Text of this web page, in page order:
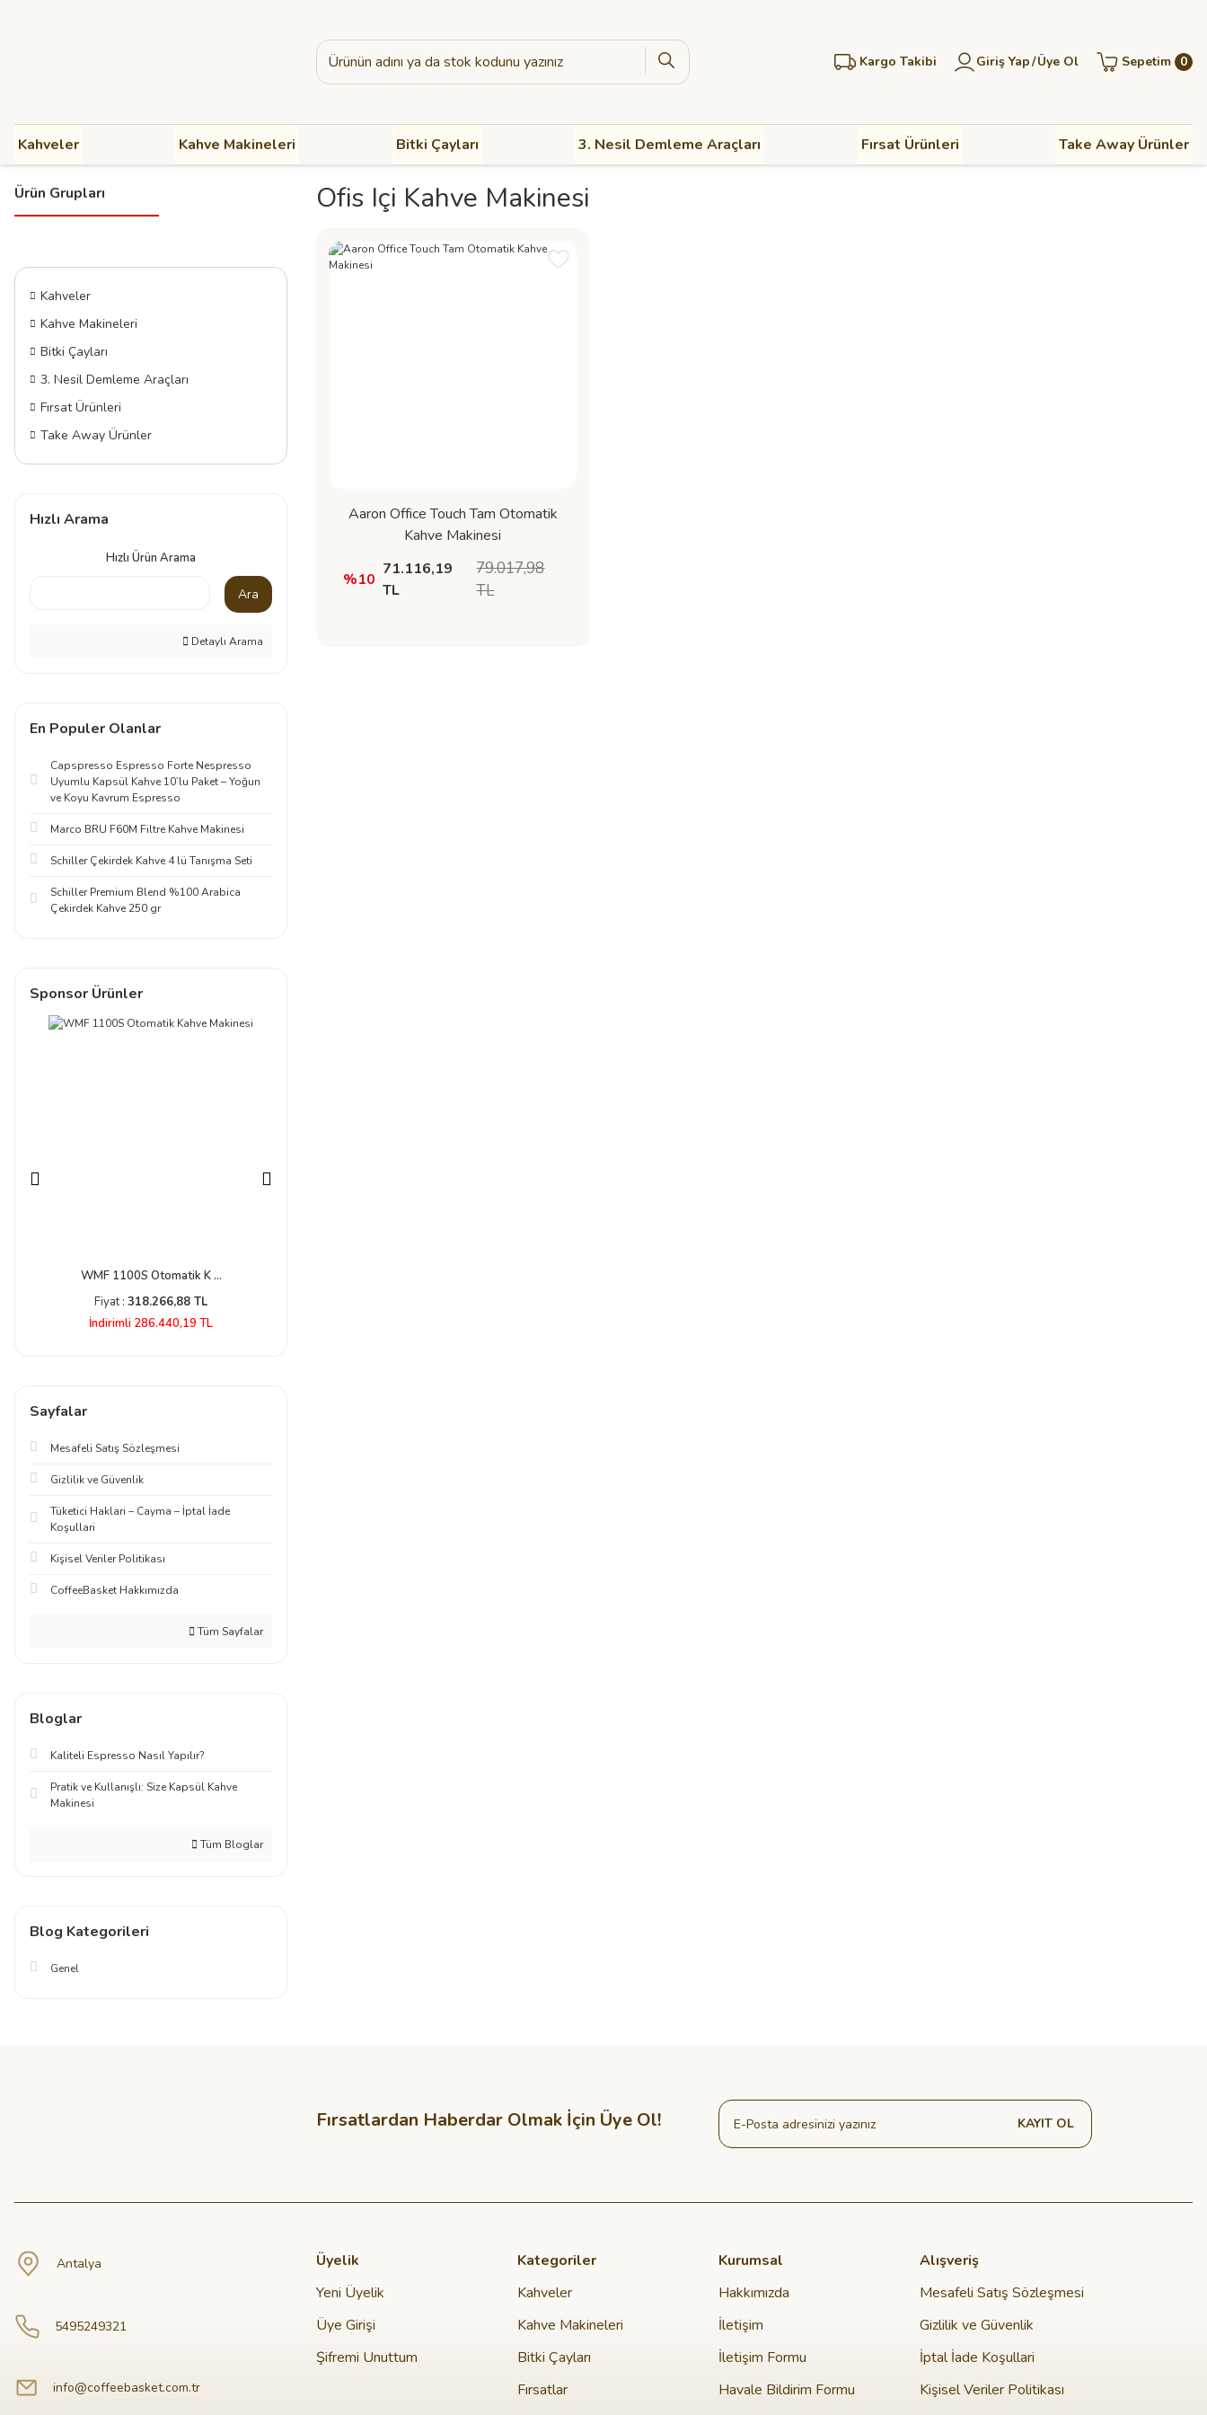
Kargo Takibi Giriş Yap/Üye Ol Sepetim 0
Kahveler Kahve Makineleri Bitki Çayları 3. Nesil Demleme Araçları Fırsat Ürünleri Take Away Ürünler
Ürün Grupları
Kahveler
Kahve Makineleri
Bitki Çayları
3. Nesil Demleme Araçları
Fırsat Ürünleri
Take Away Ürünler
Hızlı Arama
Hızlı Ürün Arama
Ara
Detaylı Arama
En Populer Olanlar
Capspresso Espresso Forte Nespresso
Uyumlu Kapsül Kahve 10’lu Paket – Yoğun
ve Koyu Kavrum Espresso
Marco BRU F60M Filtre Kahve Makinesi
Schiller Çekirdek Kahve 4 lü Tanışma Seti
Schiller Premium Blend %100 Arabica
Çekirdek Kahve 250 gr
Sponsor Ürünler
WMF 950 S Otomatik K ...
Fiyat :150.902,40 TL
İndirimli 120.721,92 TL
Sayfalar
Mesafeli Satış Sözleşmesi
Gizlilik ve Güvenlik
Tüketici Haklari – Cayma – İptal İade
Koşullari
Kişisel Veriler Politikası
CoffeeBasket Hakkımızda
Tüm Sayfalar
Bloglar
Kaliteli Espresso Nasıl Yapılır?
Pratik ve Kullanışlı: Size Kapsül Kahve
Makinesi
Tüm Bloglar
Blog Kategorileri
Genel
Ofis Içi Kahve Makinesi
Aaron Office Touch Tam Otomatik
Kahve Makinesi
%10
71.116,19
TL
79.017,98
TL
Fırsatlardan Haberdar Olmak İçin Üye Ol! KAYIT OL
Antalya
5495249321
info@coffeebasket.com.tr
Üyelik
Yeni Üyelik
Üye Girişi
Şifremi Unuttum
Kategoriler
Kahveler
Kahve Makineleri
Bitki Çayları
Fırsatlar
Kurumsal
Hakkımızda
İletişim
İletişim Formu
Havale Bildirim Formu
Alışveriş
Mesafeli Satış Sözleşmesi
Gizlilik ve Güvenlik
İptal İade Koşullari
Kişisel Veriler Politikası